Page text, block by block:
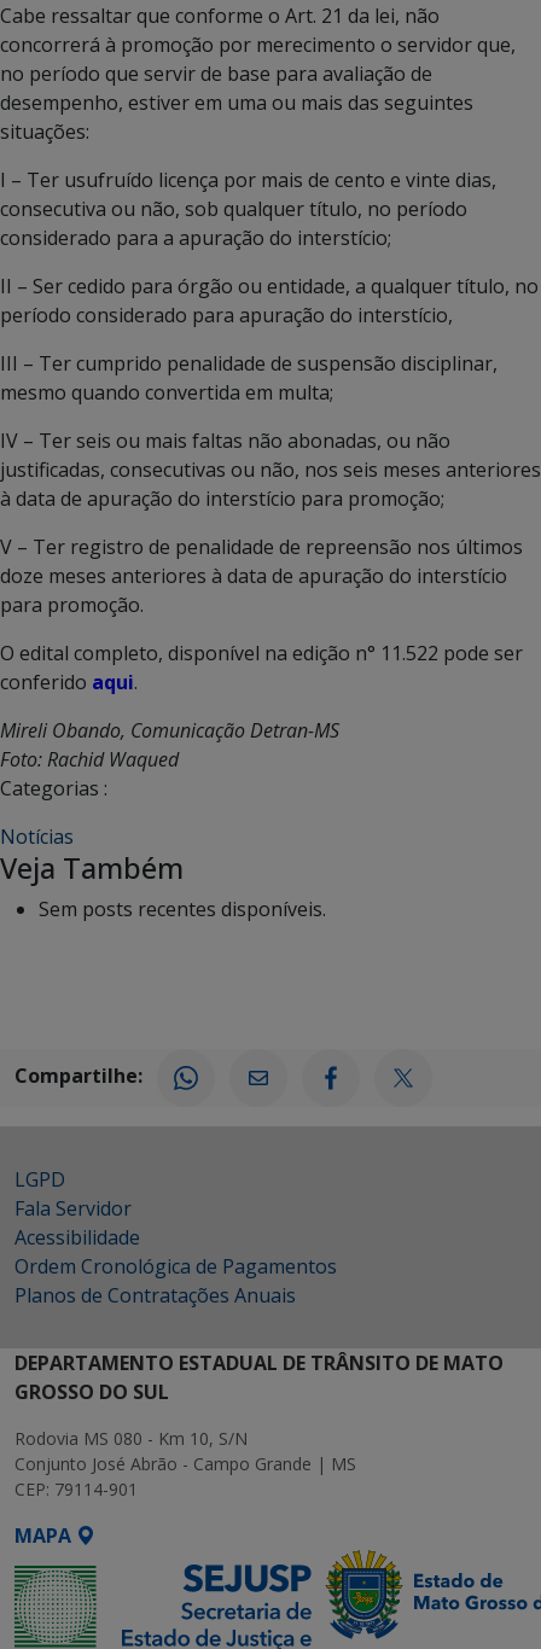
Cabe ressaltar que conforme o Art. 21 da lei, não
concorrerá à promoção por merecimento o servidor que,
no período que servir de base para avaliação de
desempenho, estiver em uma ou mais das seguintes
situações:
I – Ter usufruído licença por mais de cento e vinte dias,
consecutiva ou não, sob qualquer título, no período
considerado para a apuração do interstício;
II – Ser cedido para órgão ou entidade, a qualquer título, no
período considerado para apuração do interstício,
III – Ter cumprido penalidade de suspensão disciplinar,
mesmo quando convertida em multa;
IV – Ter seis ou mais faltas não abonadas, ou não
justificadas, consecutivas ou não, nos seis meses anteriores
à data de apuração do interstício para promoção;
V – Ter registro de penalidade de repreensão nos últimos
doze meses anteriores à data de apuração do interstício
para promoção.
O edital completo, disponível na edição n° 11.522 pode ser
conferido aqui.
Mireli Obando, Comunicação Detran-MS
Foto: Rachid Waqued
Categorias :
Notícias
Veja Também
Sem posts recentes disponíveis.
Compartilhe:
LGPD
Fala Servidor
Acessibilidade
Ordem Cronológica de Pagamentos
Planos de Contratações Anuais
DEPARTAMENTO ESTADUAL DE TRÂNSITO DE MATO
GROSSO DO SUL
Rodovia MS 080 - Km 10, S/N
Conjunto José Abrão - Campo Grande | MS
CEP: 79114-901
MAPA